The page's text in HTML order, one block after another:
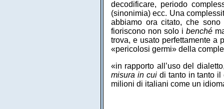
decodificare, periodo
(sinonimia) ecc. Una
abbiamo ora citato, che
fioriscono non solo i benché
trova, e usato perfettamente a
«pericolosi germi» della
«in rapporto all’uso del
misura in cui di tanto in tanto il
milioni di italiani come un